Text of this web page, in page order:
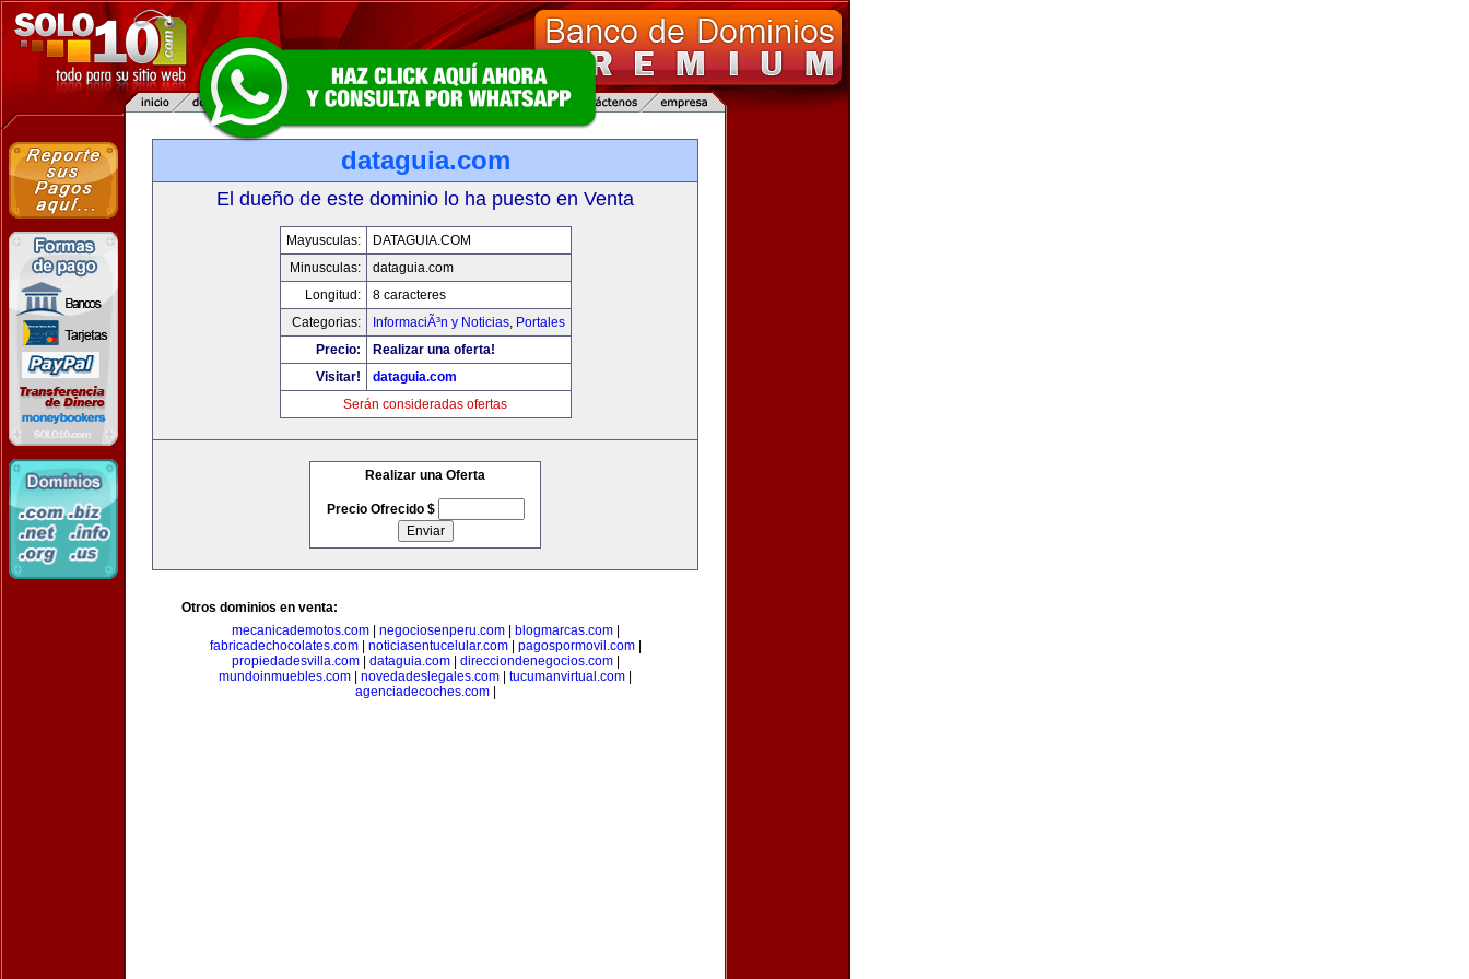
dataguia.com
El dueño de este dominio lo ha puesto en Venta
Mayusculas:
DATAGUIA.COM
Minusculas:
dataguia.com
Longitud:
8 caracteres
Categorias:
InformaciÃ³n y Noticias, Portales
Precio:
Realizar una oferta!
Visitar!
dataguia.com
Serán consideradas ofertas
Realizar una Oferta
Precio Ofrecido $
Otros dominios en venta:
mecanicademotos.com| negociosenperu.com| blogmarcas.com|
fabricadechocolates.com| noticiasentucelular.com| pagospormovil.com|
propiedadesvilla.com| dataguia.com| direcciondenegocios.com|
mundoinmuebles.com
novedadeslegales.com tucumanvirtual.com
agenciadecoches.com|